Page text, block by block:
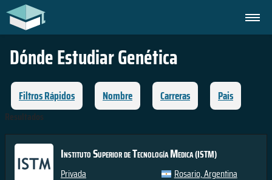
Dónde EstudiarGenética
Filtros Rápidos Nombre Carreras Pais
Resultados
Instituto Superior de Tecnología Medica(ISTM)
Privada Rosario, Argentina